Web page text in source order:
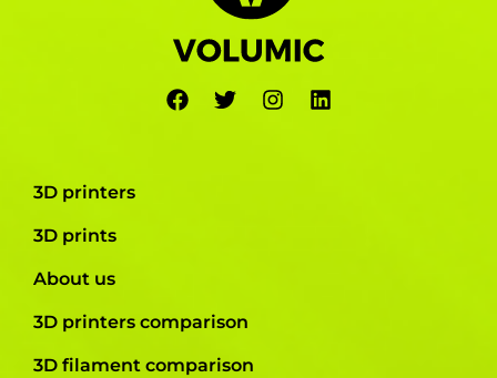
3D printers
3D prints
About us
3D printers comparison
3D filament comparison